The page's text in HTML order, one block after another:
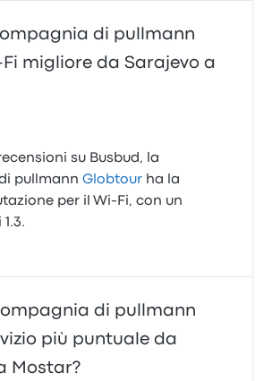
di pullmann
migliore da Sarajevo a
su Busbud, la
pullmannGlobtour ha la
per il Wi-Fi, con un
di pullmann
più puntuale da
Mostar?